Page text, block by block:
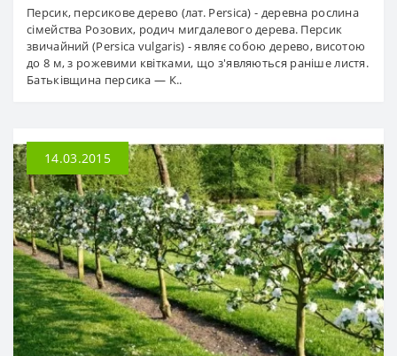
Персик, персикове дерево (лат. Persica) - деревна рослина
сімейства Розових, родич мигдалевого дерева. Персик
звичайний (Persica vulgaris) - являє собою дерево, висотою
до 8 м, з рожевими квітками, що з'являються раніше листя.
Батьківщина персика — К..
14.03.2015